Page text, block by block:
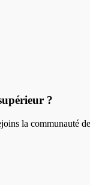
?
la communauté